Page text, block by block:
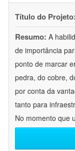
Título do Projeto:
Resumo: A
de importância
ponto de marcar
pedra, do cobre,
por conta da
tanto para
No momento que